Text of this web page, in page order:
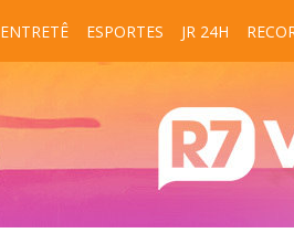
ENTRETÊ ESPORTES JR 24H